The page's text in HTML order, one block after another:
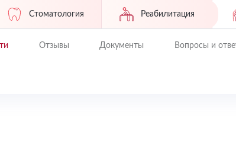
Стоматология Реабилитация
Отзывы Документы Вопросы и